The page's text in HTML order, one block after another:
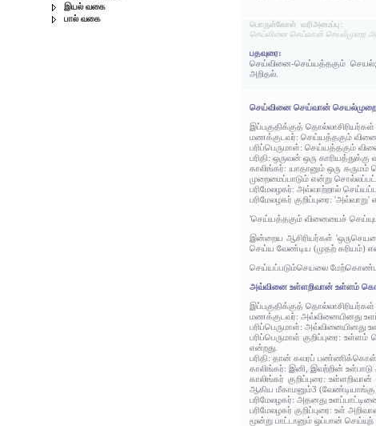
இயல் வகை
பால் வகை
பொருள்கோள் வரிஅமைப்பு:
செய்வினை செய்வான் செயல்முறை
பதவுரை:
செய்வினை-செய்யத்தகும்
அறிதல்.
செய்வினை செய்வான்
இப்பகுதிக்குத்
மணக்குடவர்: செய்யத்தகும்
பரிப்பெருமாள்: செய்யத்தகும்
பரிதி: ஒருவன் ஒரு
காலிங்கர்: யாதானும் ஒரு
முறைமைப்பாடும் என்று
பரிமேலழகர்: அவ்வாற்றால்
பரிமேலழகர் குறிப்புரை:
'செய்யத்தகும் வினையைச்
இன்றைய ஆசிரியர்கள்
செய்ய வேண்டிய (முதற் கரியம்)
செய்யப்படும்செயலை
அவ்வினை உள்ளறிவான் உள்ளம்
இப்பகுதிக்குத்
மணக்குடவர்: அவ்வினையினது
பரிப்பெருமாள்: அவ்வினையினது
பரிப்பெருமாள் குறிப்புரை:
என்றது.
பரிதி: தான் கவரப்
காலிங்கர்: இனி, இவற்றின்
காலிங்கர் குறிப்புரை:
ஆகிய மீகாமனும்3
பரிமேலழகர்: அதனது
பரிமேலழகர் குறிப்புரை: உள்
மூன்று பாட்டானும் ஒப்பான் செய்யுந்